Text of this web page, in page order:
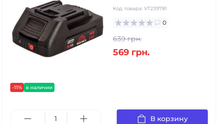
-11% в наличии
Код товара: VT239781
0
639 грн.
569 грн.
В корзину